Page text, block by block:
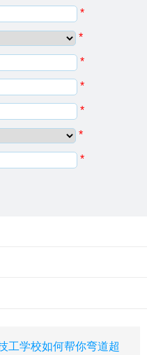
亳州
亳州
校
亳州
徽省亳州市第五完全中
为亳州市示范高中，200
学校，2010年被教育部
我校坚持走特色办学道路,
了累累硕果， 2003-2012
提前录取的体育特招生
人(含艺体)。
*
*
*
*
*
*
*
工学校如何帮你弯道超